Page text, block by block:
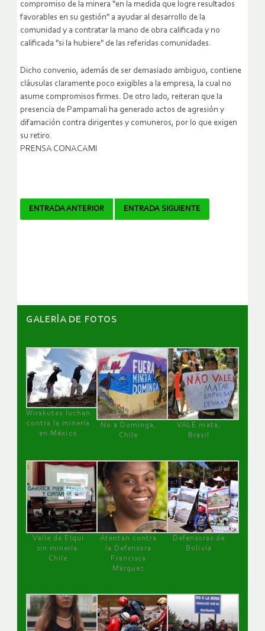
compromiso de la minera "en la medida que logre resultados
favorables en su gestión" a ayudar al desarrollo de la
comunidad y a contratar la mano de obra calificada y no
calificada "si la hubiere" de las referidas comunidades.
Dicho convenio, además de ser demasiado ambiguo, contiene
cláusulas claramente poco exigibles a la empresa, la cual no
asume compromisos firmes. De otro lado, reiteran que la
presencia de Pampamali ha generado actos de agresión y
difamación contra dirigentes y comuneros, por lo que exigen
su retiro.
PRENSA CONACAMI
Navegador
ENTRADA ANTERIOR ENTRADA SIGUIENTE
GALERÌA DE FOTOS
Wirakutas luchan
contra la minería
en México
No a Dominga,
Chile
VALE mata,
Brasil
Valle de Elqui
sin minería.
Chile
Atentan contra
la Defensora
Francisca
Márquez
Defensoras de
Bolivia